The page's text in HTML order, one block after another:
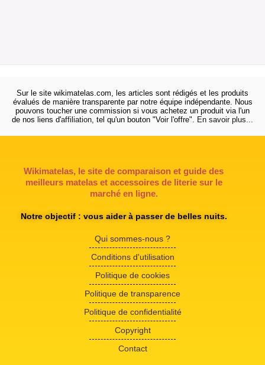
Sur le site wikimatelas.com, les articles sont rédigés et les produits
évalués de manière transparente par notre équipe indépendante. Nous
pouvons toucher une commission si vous achetez un produit via l'un
de nos liens d'affiliation, tel qu'un bouton "Voir l'offre". En savoir plus...
Wikimatelas, le site de comparaison et guide des
meilleurs matelas et accessoires de literie sur le
marché en ligne.
Notre objectif : vous aider à passer de belles nuits.
Qui sommes-nous ?
Conditions d'utilisation
Politique de cookies
Politique de transparence
Politique de confidentialité
Copyright
Contact